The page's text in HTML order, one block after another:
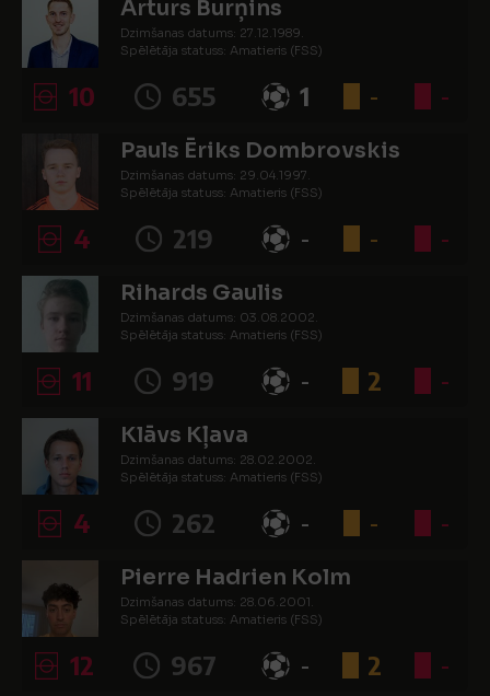
Arturs Burņins
Dzimšanas datums: 27.12.1989.
Spēlētāja statuss: Amatieris (FSS)
10 655 1 - -
Pauls Ēriks Dombrovskis
Dzimšanas datums: 29.04.1997.
Spēlētāja statuss: Amatieris (FSS)
4 219 - - -
Rihards Gaulis
Dzimšanas datums: 03.08.2002.
Spēlētāja statuss: Amatieris (FSS)
11 919 - 2 -
Klāvs Kļava
Dzimšanas datums: 28.02.2002.
Spēlētāja statuss: Amatieris (FSS)
4 262 - - -
Pierre Hadrien Kolm
Dzimšanas datums: 28.06.2001.
Spēlētāja statuss: Amatieris (FSS)
12 967 - 2 -